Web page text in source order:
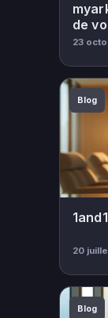
de
23
Blog
20
Blog